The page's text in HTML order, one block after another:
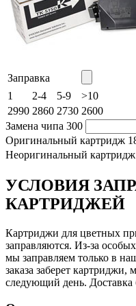
Заправка
1
2-4 5-9
>10
2990 2860 2730 2600
Замена чипа 300
Оригинальный картридж
Неоригинальный картридж
УСЛОВИЯ
КАРТРИДЖЕЙ
Картриджи для цветных
заправляются. Из-за
мы заправляем только в
заказа заберет
следующий день. Доставка